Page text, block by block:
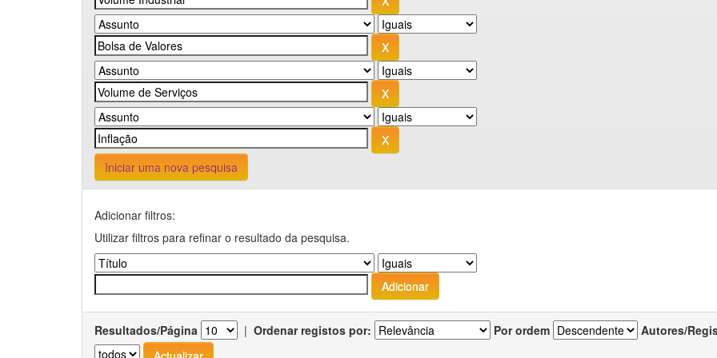
Iniciar uma nova pesquisa
Adicionar filtros:
Utilizar filtros para refinar o resultado da pesquisa.
Resultados/Página | Ordenar registos por: Por ordem Autores/